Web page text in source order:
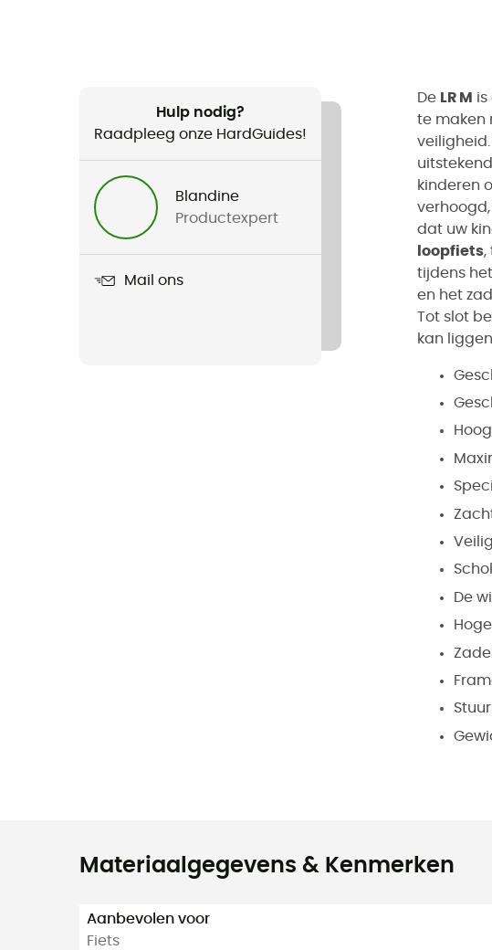
Hulp nodig?
Raadpleeg onze HardGuides!
Blandine
Productexpert
Mail ons
De LR M is
te maken
veiligheid.
kinderen
dat uw
loopfiets,
tijdens
en het
Tot slot
kan
De
Materiaalgegevens & Kenmerken
Aanbevolen voor
Fiets